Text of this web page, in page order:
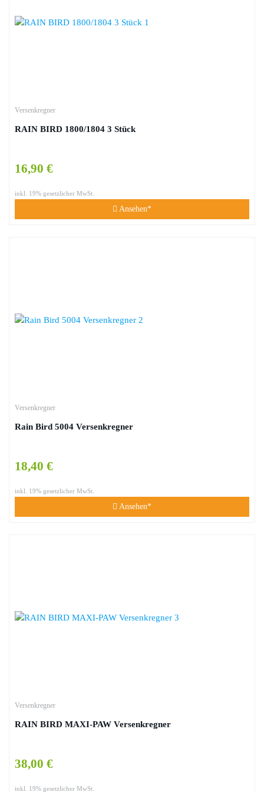
Versenkregner
RAIN BIRD 1800/1804 3 Stück
16,90 €
inkl. 19% gesetzlicher MwSt.
Ansehen*
Versenkregner
Rain Bird 5004 Versenkregner
18,40 €
inkl. 19% gesetzlicher MwSt.
Ansehen*
Versenkregner
RAIN BIRD MAXI-PAW Versenkregner
38,00 €
inkl. 19% gesetzlicher MwSt.